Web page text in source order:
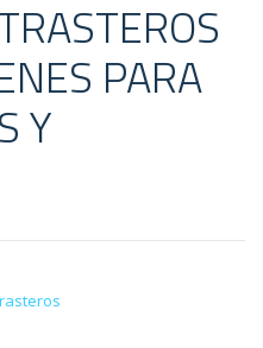
PARA
Y